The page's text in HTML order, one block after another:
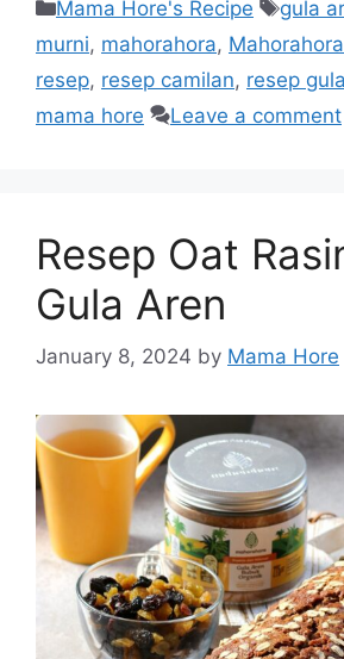
Mama Hore's Recipe gula
murni, mahorahora,
resep, resep camilan, resep
mama hore
Leave a comment
Resep Oat
Gula Aren
January 8, 2024 by Mama Hore